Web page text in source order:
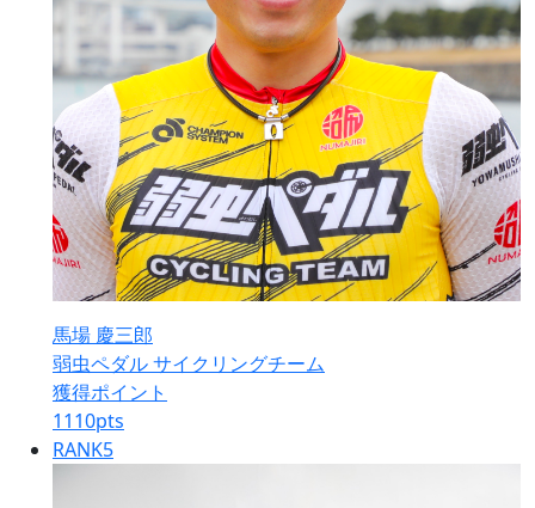
馬場 慶三郎
弱虫ペダル サイクリングチーム
獲得ポイント
1110pts
RANK5